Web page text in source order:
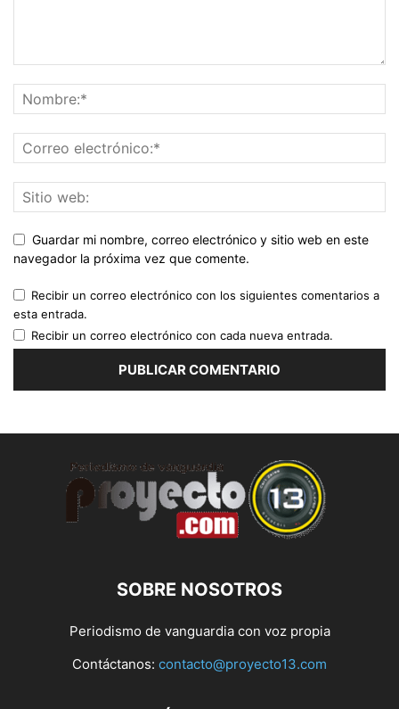
Guardar mi nombre, correo electrónico y sitio web en este
navegador la próxima vez que comente.
Recibir un correo electrónico con los siguientes comentarios a
esta entrada.
Recibir un correo electrónico con cada nueva entrada.
SOBRE NOSOTROS
Periodismo de vanguardia con voz propia
Contáctanos: contacto@proyecto13.com